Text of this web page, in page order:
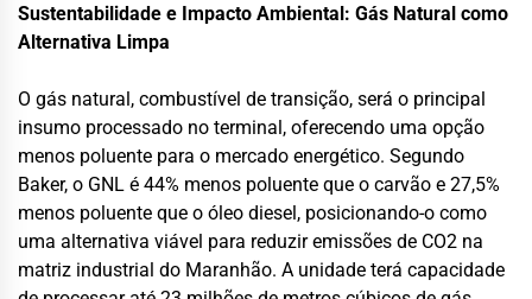
Sustentabilidade e Impacto Ambiental: Gás Natural como
Alternativa Limpa
O gás natural, combustível de transição, será o principal
insumo processado no terminal, oferecendo uma opção
menos poluente para o mercado energético. Segundo
Baker, o GNL é 44% menos poluente que o carvão e 27,5%
menos poluente que o óleo diesel, posicionando-o como
uma alternativa viável para reduzir emissões de CO2 na
matriz industrial do Maranhão. A unidade terá capacidade